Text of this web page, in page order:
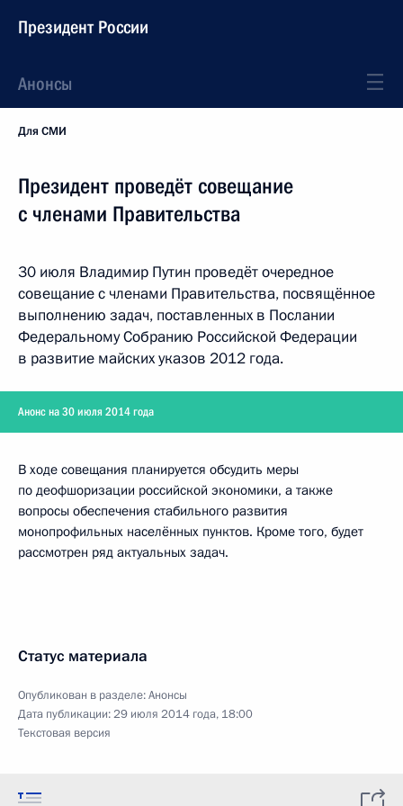
Президент России
Анонсы
Для СМИ
Президент проведёт совещание
с членами Правительства
30 июля Владимир Путин проведёт очередное
совещание с членами Правительства, посвящённое
выполнению задач, поставленных в Послании
Федеральному Собранию Российской Федерации
в развитие майских указов 2012 года.
Анонс на 30 июля 2014 года
В ходе совещания планируется обсудить меры
по деофшоризации российской экономики, а также
вопросы обеспечения стабильного развития
монопрофильных населённых пунктов. Кроме того, будет
рассмотрен ряд актуальных задач.
Статус материала
Опубликован в разделе:Анонсы
Дата публикации:29 июля 2014 года, 18:00
Текстовая версия